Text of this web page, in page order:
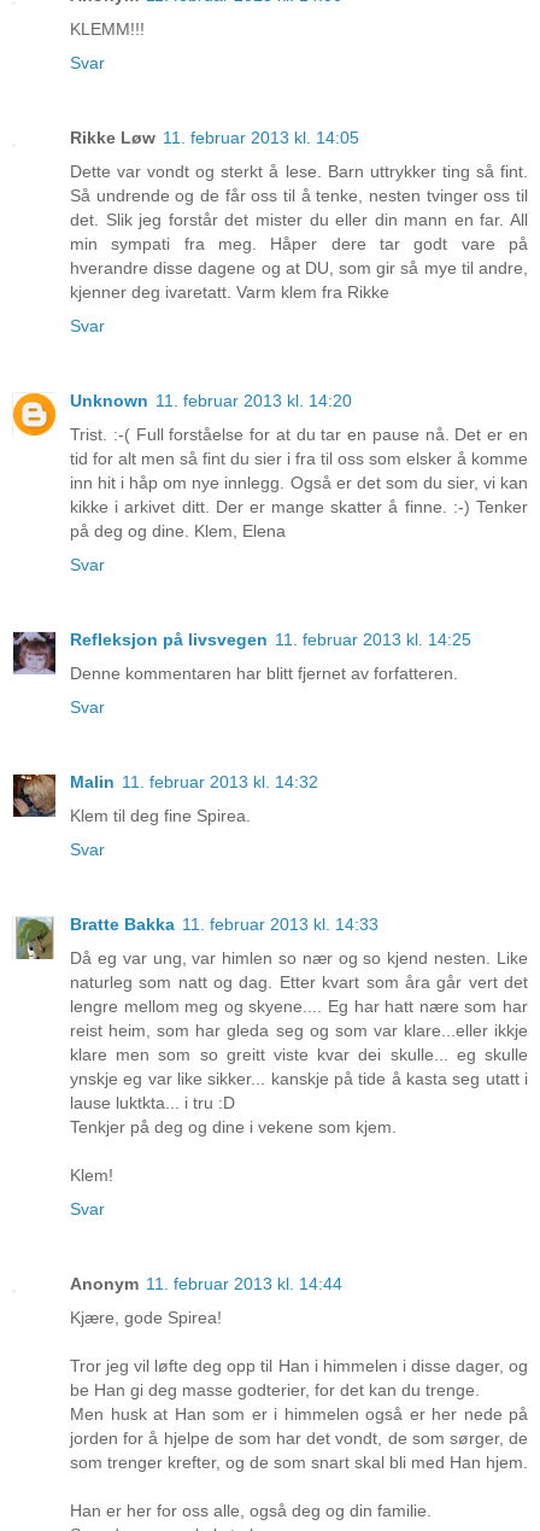
KLEMM!!!
Svar
Rikke Løw 11. februar 2013 kl. 14:05
Dette var vondt og sterkt å lese. Barn uttrykker ting så fint.
Så undrende og de får oss til å tenke, nesten tvinger oss til
det. Slik jeg forstår det mister du eller din mann en far. All
min sympati fra meg. Håper dere tar godt vare på
hverandre disse dagene og at DU, som gir så mye til andre,
kjenner deg ivaretatt. Varm klem fra Rikke
Svar
Unknown 11. februar 2013 kl. 14:20
Trist. :-( Full forståelse for at du tar en pause nå. Det er en
tid for alt men så fint du sier i fra til oss som elsker å komme
inn hit i håp om nye innlegg. Også er det som du sier, vi kan
kikke i arkivet ditt. Der er mange skatter å finne. :-) Tenker
på deg og dine. Klem, Elena
Svar
Refleksjon på livsvegen 11. februar 2013 kl. 14:25
Denne kommentaren har blitt fjernet av forfatteren.
Svar
Malin 11. februar 2013 kl. 14:32
Klem til deg fine Spirea.
Svar
Bratte Bakka 11. februar 2013 kl. 14:33
Då eg var ung, var himlen so nær og so kjend nesten. Like
naturleg som natt og dag. Etter kvart som åra går vert det
lengre mellom meg og skyene.... Eg har hatt nære som har
reist heim, som har gleda seg og som var klare...eller ikkje
klare men som so greitt viste kvar dei skulle... eg skulle
ynskje eg var like sikker... kanskje på tide å kasta seg utatt i
lause luktkta... i tru :D
Tenkjer på deg og dine i vekene som kjem.
Klem!
Svar
Anonym 11. februar 2013 kl. 14:44
Kjære, gode Spirea!
Tror jeg vil løfte deg opp til Han i himmelen i disse dager, og
be Han gi deg masse godterier, for det kan du trenge.
Men husk at Han som er i himmelen også er her nede på
jorden for å hjelpe de som har det vondt, de som sørger, de
som trenger krefter, og de som snart skal bli med Han hjem.
Han er her for oss alle, også deg og din familie.